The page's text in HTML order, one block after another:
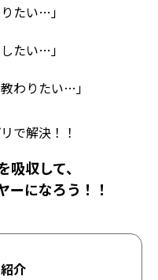
たい…」
たい…」
わりたい…」
で解決！！
収して、
ーになろう！！
介